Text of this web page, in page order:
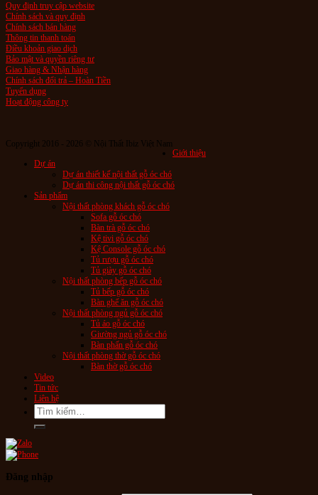
Quy định truy cập website
Chính sách và quy định
Chính sách bán hàng
Thông tin thanh toán
Điều khoản giao dịch
Bảo mật và quyền riêng tư
Giao hàng & Nhận hàng
Chính sách đổi trả – Hoàn Tiền
Tuyển dụng
Hoạt động công ty
Copyright 2016 - 2026 © Nội Thất Ibiz Việt Nam
Giới thiệu
Dự án
Dự án thiết kế nội thất gỗ óc chó
Dự án thi công nội thất gỗ óc chó
Sản phẩm
Nội thất phòng khách gỗ óc chó
Sofa gỗ óc chó
Bàn trà gỗ óc chó
Kệ tivi gỗ óc chó
Kệ Console gỗ óc chó
Tủ rượu gỗ óc chó
Tủ giày gỗ óc chó
Nội thất phòng bếp gỗ óc chó
Tủ bếp gỗ óc chó
Bàn ghế ăn gỗ óc chó
Nội thất phòng ngủ gỗ óc chó
Tủ áo gỗ óc chó
Giường ngủ gỗ óc chó
Bàn phấn gỗ óc chó
Nội thất phòng thờ gỗ óc chó
Bàn thờ gỗ óc chó
Video
Tin tức
Liên hệ
Tìm
kiếm:
Đăng nhập